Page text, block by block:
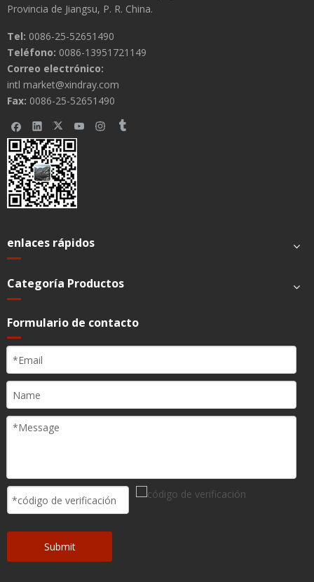
Provincia de Jiangsu, P. R. China.
Tel: 0086-25-52651490
Teléfono: 0086-13951721149
Correo electrónico:
intl market@xindray.com
Fax: 0086-25-52651490
enlaces rápidos
Categoría Productos
Formulario de contacto
Submit